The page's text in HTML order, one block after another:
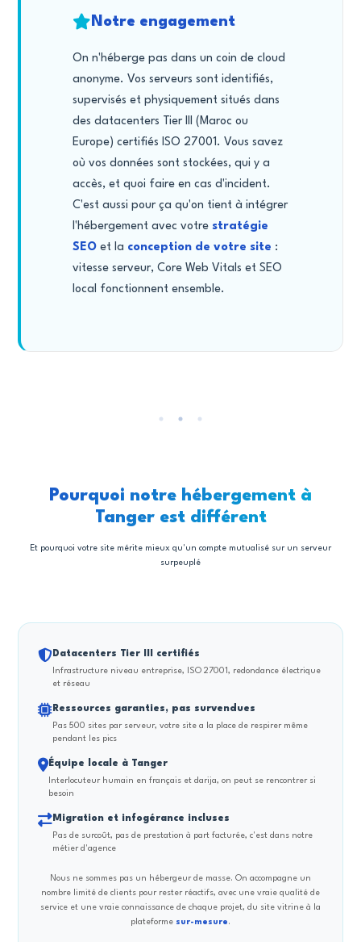
Notre engagement
On n'héberge pas dans un coin de cloud
anonyme. Vos serveurs sont identifiés,
supervisés et physiquement situés dans
des datacenters Tier III (Maroc ou
Europe) certifiés ISO 27001. Vous savez
où vos données sont stockées, qui y a
accès, et quoi faire en cas d'incident.
C'est aussi pour ça qu'on tient à intégrer
l'hébergement avec votre stratégie
SEO et la conception de votre site :
vitesse serveur, Core Web Vitals et SEO
local fonctionnent ensemble.
Pourquoi notre hébergement à
Tanger est différent
Et pourquoi votre site mérite mieux qu'un compte mutualisé sur un serveur
surpeuplé
Datacenters Tier III certifiés
Infrastructure niveau entreprise, ISO 27001, redondance électrique
et réseau
Ressources garanties, pas survendues
Pas 500 sites par serveur, votre site a la place de respirer même
pendant les pics
Équipe locale à Tanger
Interlocuteur humain en français et darija, on peut se rencontrer si
besoin
Migration et infogérance incluses
Pas de surcoût, pas de prestation à part facturée, c'est dans notre
métier d'agence
Nous ne sommes pas un hébergeur de masse. On accompagne un
nombre limité de clients pour rester réactifs, avec une vraie qualité de
service et une vraie connaissance de chaque projet, du site vitrine à la
plateforme sur-mesure.